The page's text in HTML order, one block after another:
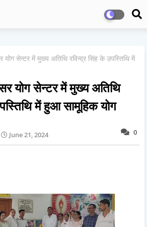
योग सेन्टर में मुख्य अतिथि रविन्द्र सिंह के उपस्तिथि में
योग सेन्टर में मुख्य अतिथि
में हुआ सामूहिक योग
0
June 21, 2024